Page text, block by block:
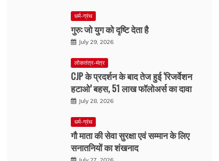
धर्म-ग्रंथ
गुरु: जो युग को दृष्टि देता है
July 29, 2026
लोकतंत्र-मंत्र
CJP के प्रदर्शन के बाद तेज हुई ‘रिजर्वेशन
हटाओ’ बहस, 51 लाख फॉलोअर्स का दावा
July 28, 2026
धर्म-ग्रंथ
गौ माता की सेवा सुरक्षा एवं सम्मान के लिए
सनातनियों का शंखनाद
July 27, 2026